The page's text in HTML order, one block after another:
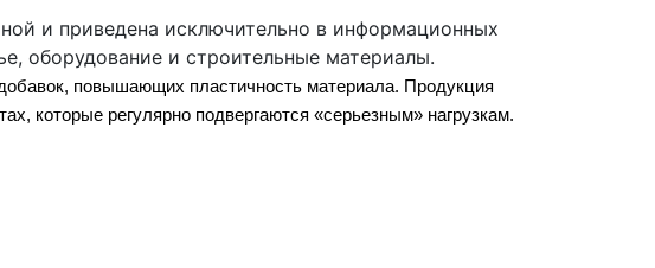
и приведена исключительно в информационных
оборудование и строительные материалы.
повышающих пластичность материала. Продукция
которые регулярно подвергаются «серьезным» нагрузкам.